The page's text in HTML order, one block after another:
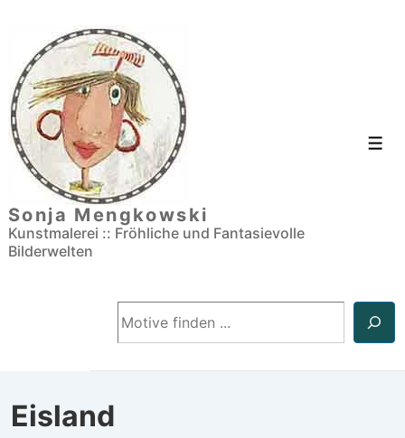
Inhalt
Sonja Mengkowski
Kunstmalerei :: Fröhliche und Fantasievolle
Bilderwelten
Eisland